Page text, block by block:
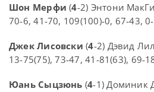
Шон Мерфи (4-2) Энтони
70-6, 41-70, 109(100)-0, 67-43,
Джек Лисовски (4-2) Дэвид
13-75(75), 73-47, 41-81(63), 69-
Юань Сыцзюнь (4-1) Доминик